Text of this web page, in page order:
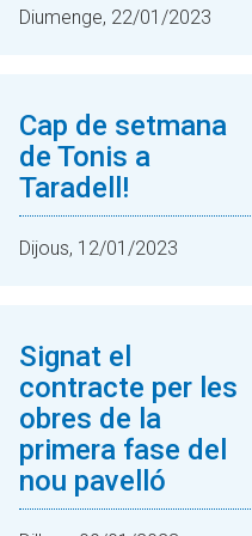
Diumenge, 22/01/2023
Cap de setmana
de Tonis a
Taradell!
Dijous, 12/01/2023
Signat el
contracte per les
obres de la
primera fase del
nou pavelló